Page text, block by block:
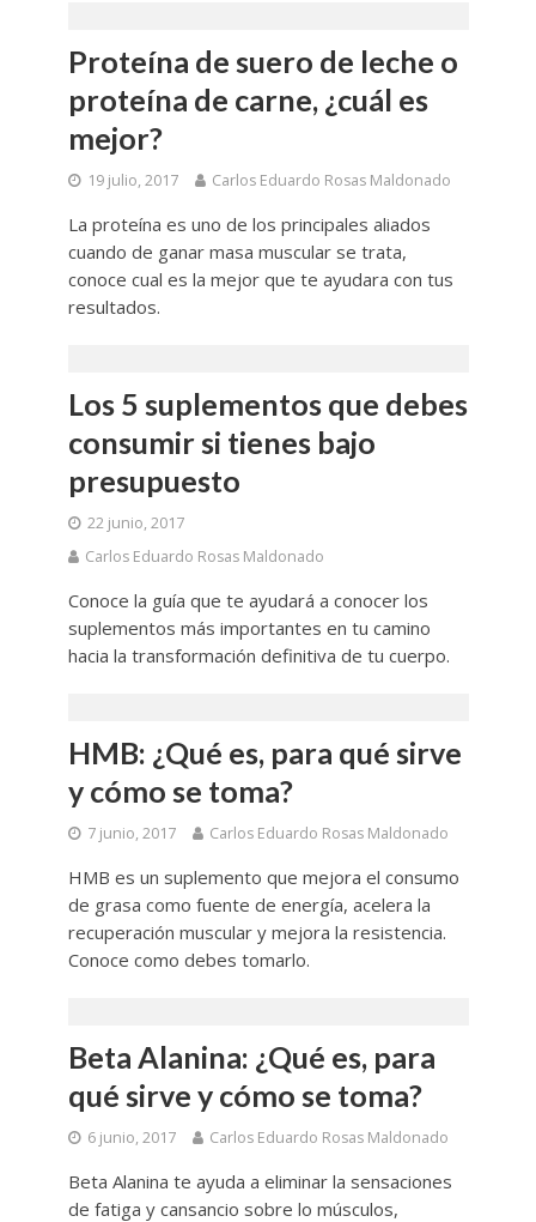
Proteína de suero de leche o
proteína de carne, ¿cuál es
mejor?
19 julio, 2017 Carlos Eduardo Rosas Maldonado
La proteína es uno de los principales aliados
cuando de ganar masa muscular se trata,
conoce cual es la mejor que te ayudara con tus
resultados.
Los 5 suplementos que debes
consumir si tienes bajo
presupuesto
22 junio, 2017
Carlos Eduardo Rosas Maldonado
Conoce la guía que te ayudará a conocer los
suplementos más importantes en tu camino
hacia la transformación definitiva de tu cuerpo.
HMB: ¿Qué es, para qué sirve
y cómo se toma?
7 junio, 2017 Carlos Eduardo Rosas Maldonado
HMB es un suplemento que mejora el consumo
de grasa como fuente de energía, acelera la
recuperación muscular y mejora la resistencia.
Conoce como debes tomarlo.
Beta Alanina: ¿Qué es, para
qué sirve y cómo se toma?
6 junio, 2017 Carlos Eduardo Rosas Maldonado
Beta Alanina te ayuda a eliminar la sensaciones
de fatiga y cansancio sobre lo músculos,